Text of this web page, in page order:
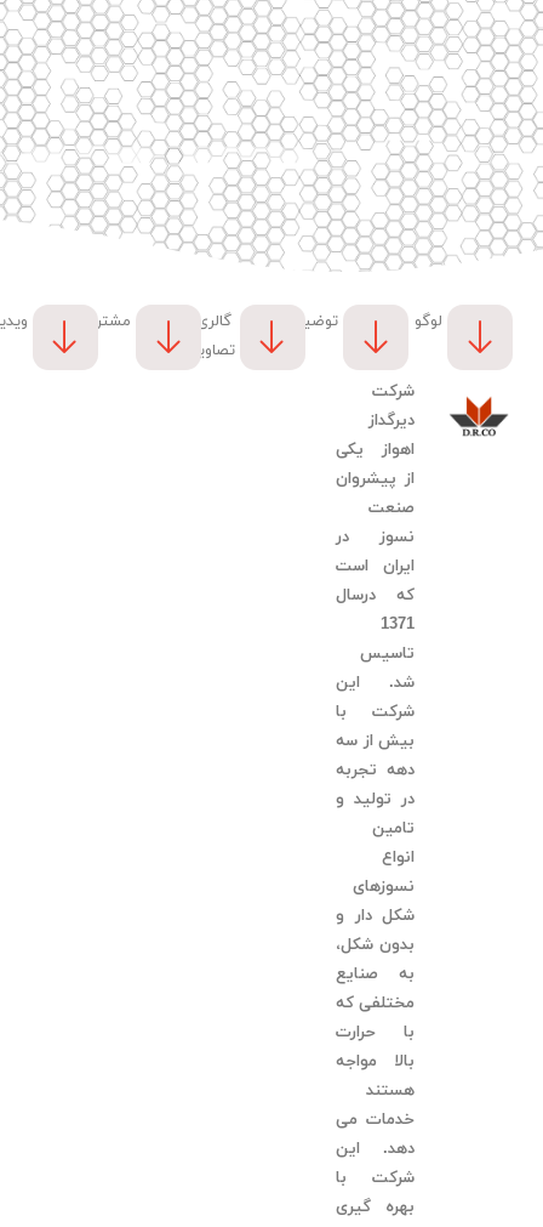
لوگو توضیحات
شرکت
دیرگداز
اهواز یکی
از پیشروان
صنعت
نسوز در
ایران است
که درسال
1371
تاسیس
شد. این
شرکت با
بیش از سه
دهه تجربه
در تولید و
تامین
انواع
نسوزهای
شکل دار و
بدون شکل،
به صنایع
مختلفی که
با حرارت
بالا مواجه
هستند
خدمات می
دهد. این
شرکت با
بهره گیری
گالری
تصاویر
مشتریان